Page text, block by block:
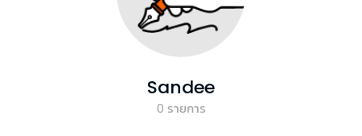
Sandee
0 รายการ